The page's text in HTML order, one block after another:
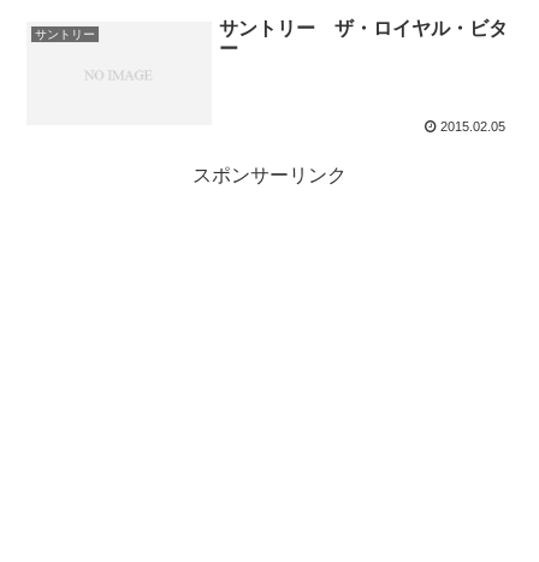
サントリー
サントリー ザ・ロイヤル・ビタ
ー
2015.02.05
スポンサーリンク